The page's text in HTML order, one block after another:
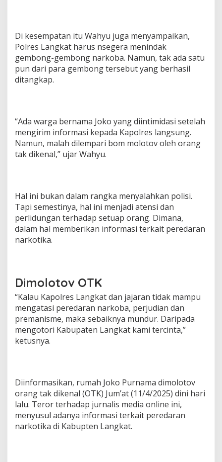
Di kesempatan itu Wahyu juga menyampaikan,
Polres Langkat harus nsegera menindak
gembong-gembong narkoba. Namun, tak ada satu
pun dari para gembong tersebut yang berhasil
ditangkap.
“Ada warga bernama Joko yang diintimidasi setelah
mengirim informasi kepada Kapolres langsung.
Namun, malah dilempari bom molotov oleh orang
tak dikenal,” ujar Wahyu.
Hal ini bukan dalam rangka menyalahkan polisi.
Tapi semestinya, hal ini menjadi atensi dan
perlidungan terhadap setuap orang. Dimana,
dalam hal memberikan informasi terkait peredaran
narkotika.
Dimolotov OTK
“Kalau Kapolres Langkat dan jajaran tidak mampu
mengatasi peredaran narkoba, perjudian dan
premanisme, maka sebaiknya mundur. Daripada
mengotori Kabupaten Langkat kami tercinta,”
ketusnya.
Diinformasikan, rumah Joko Purnama dimolotov
orang tak dikenal (OTK) Jum’at (11/4/2025) dini hari
lalu. Teror terhadap jurnalis media online ini,
menyusul adanya informasi terkait peredaran
narkotika di Kabupten Langkat.